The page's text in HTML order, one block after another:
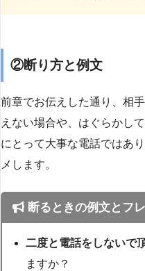
②断り方と例文
前章でお伝えした通り、相
えない場合や、はぐらかし
にとって大事な電話ではあ
メします。
断るときの例文とフ
二度と電話をしないで
ますか？